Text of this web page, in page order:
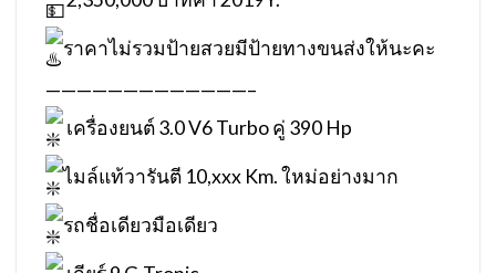
ราคาไม่รวมป้ายสวยมีป้ายทางขนส่งให้นะคะ
—————————————–
เครื่องยนต์ 3.0 V6 Turbo คู่ 390 Hp
ไมล์แท้วารันตี 10,xxx Km. ใหม่อย่างมาก
รถชื่อเดียวมือเดียว